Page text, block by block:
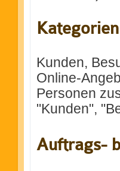
Kunden,
Online-
Personen
"Kunden",
Auftrags-